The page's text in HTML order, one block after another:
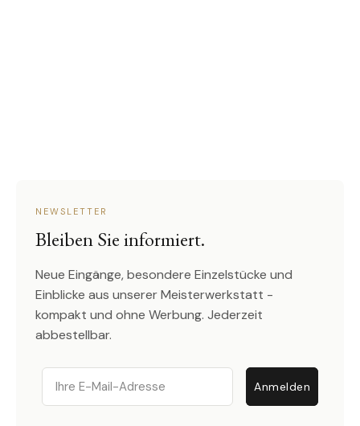
NEWSLETTER
Bleiben Sie informiert.
Neue Eingänge, besondere Einzelstücke und
Einblicke aus unserer Meisterwerkstatt -
kompakt und ohne Werbung. Jederzeit
abbestellbar.
Email
Anmelden